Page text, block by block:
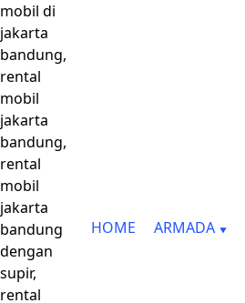
mobil di
jakarta
bandung,
rental
mobil
jakarta
bandung,
rental
mobil
jakarta
bandung
dengan
supir,
rental
HOME ARMADA